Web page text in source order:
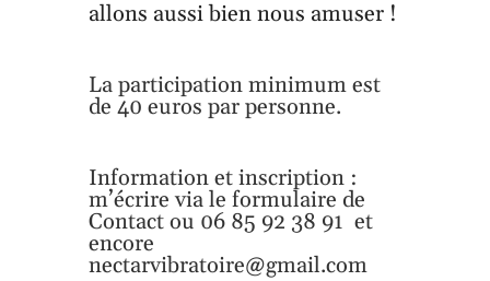
allons aussi bien nous amuser !
La participation minimum est
de 40 euros par personne.
Information et inscription :
m’écrire via le formulaire de
Contact ou 06 85 92 38 91 et
encore
nectarvibratoire@gmail.com